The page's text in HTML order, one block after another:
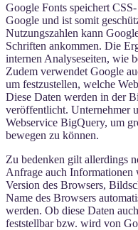
Google Fonts speichert
Google und ist somit
Nutzungszahlen kann
Schriften ankommen. Die
internen Analyseseiten, wie
Zudem verwendet Google
um festzustellen, welche
Diese Daten werden in der
veröffentlicht. Unternehmer
Webservice BigQuery, um
bewegen zu können.
Zu bedenken gilt allerdings
Anfrage auch Informationen
Version des Browsers,
Name des Browsers
werden. Ob diese Daten
feststellbar bzw. wird von